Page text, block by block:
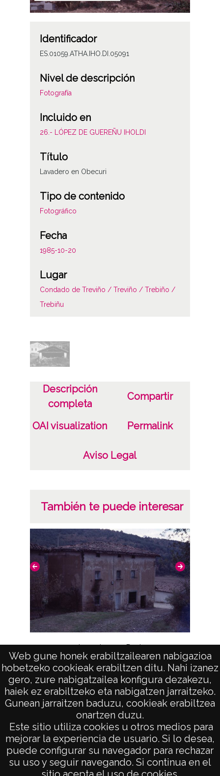
Web gune honek erabiltzailearen nabigazioa
hobetzeko cookieak erabiltzen ditu. Nahi izanez
gero, zure nabigatzailea konfigura dezakezu,
haiek ez erabiltzeko eta nabigatzen jarraitzeko.
Gunean jarraitzen baduzu, cookieak erabiltzea
onartzen duzu.
Este sitio utiliza cookies u otros medios para
mejorar la experiencia de usuario. Si lo desea,
puede configurar su navegador para rechazar
su uso y seguir navegando. Si continua en el
Identificador
ES.01059.ATHA.IHO.DI.05091
Nivel de descripción
Fotografía
Incluido en
26.- LÓPEZ DE GUEREÑU IHOLDI
Título
Lavadero en Obecuri
Tipo de contenido
Fotográfico
Fecha
1985-10-20
Lugar
Condado de Treviño / Treviño / Trebiño /
Trebiñu
CC BY-NC-SA 4.0
Descripción
completa
Compartir
OAI visualization Permalink
Aviso Legal
También te puede interesar
Lavadero en Paul
AVISO LEGAL
POLÍTICA DE PRIVACIDAD
ACCESIBILIDAD
ATENCIÓN CIUDADANA